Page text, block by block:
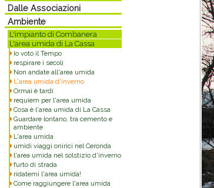
Dalle Associazioni
Ambiente
L'impianto di Combanera
L'area umida di La Cassa
Io voto il Tempo
respirare i secoli
Non andate all'area umida
L'area umida d'inverno
Ormai è tardi
requiem per l'area umida
Cosa è l'area umida di La Cassa
Guardare lontano, tra cemento e
ambiente
L'area umida
umidi viaggi onirici nel Ceronda
l'area umida nel solstizio d'inverno
furto di strada
ridatemi l'area umida!
Come raggiungere l'area umida